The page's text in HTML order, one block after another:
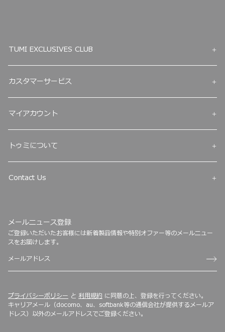
TUMI EXCLUSIVES CLUB
カスタマーサービス
マイアカウント
トゥミについて
Contact Us
メールニュース登録
ご登録いただいたお客様には新着製品情報や特別オファー等のメールニュー
スをお届けします。
プライバシーポリシー と 利用規約 に同意の上、登録を行ってください。
キャリアメール（docomo、au、softbank等の通信会社が提供するメールア
ドレス）以外のメールアドレスでご登録ください。